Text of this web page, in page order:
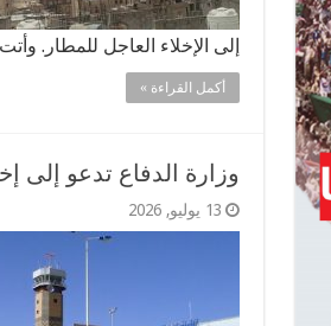
إلى الإخلاء العاجل للمطار.
أكمل القراءة »
وزارة الدفاع تدعو إلى
13 يوليو, 2026